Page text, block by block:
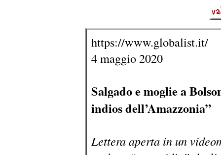
https://www.globalist.it/
4 maggio 2020
Salgado e moglie a
indios dell’Amazzonia”
Lettera aperta in un